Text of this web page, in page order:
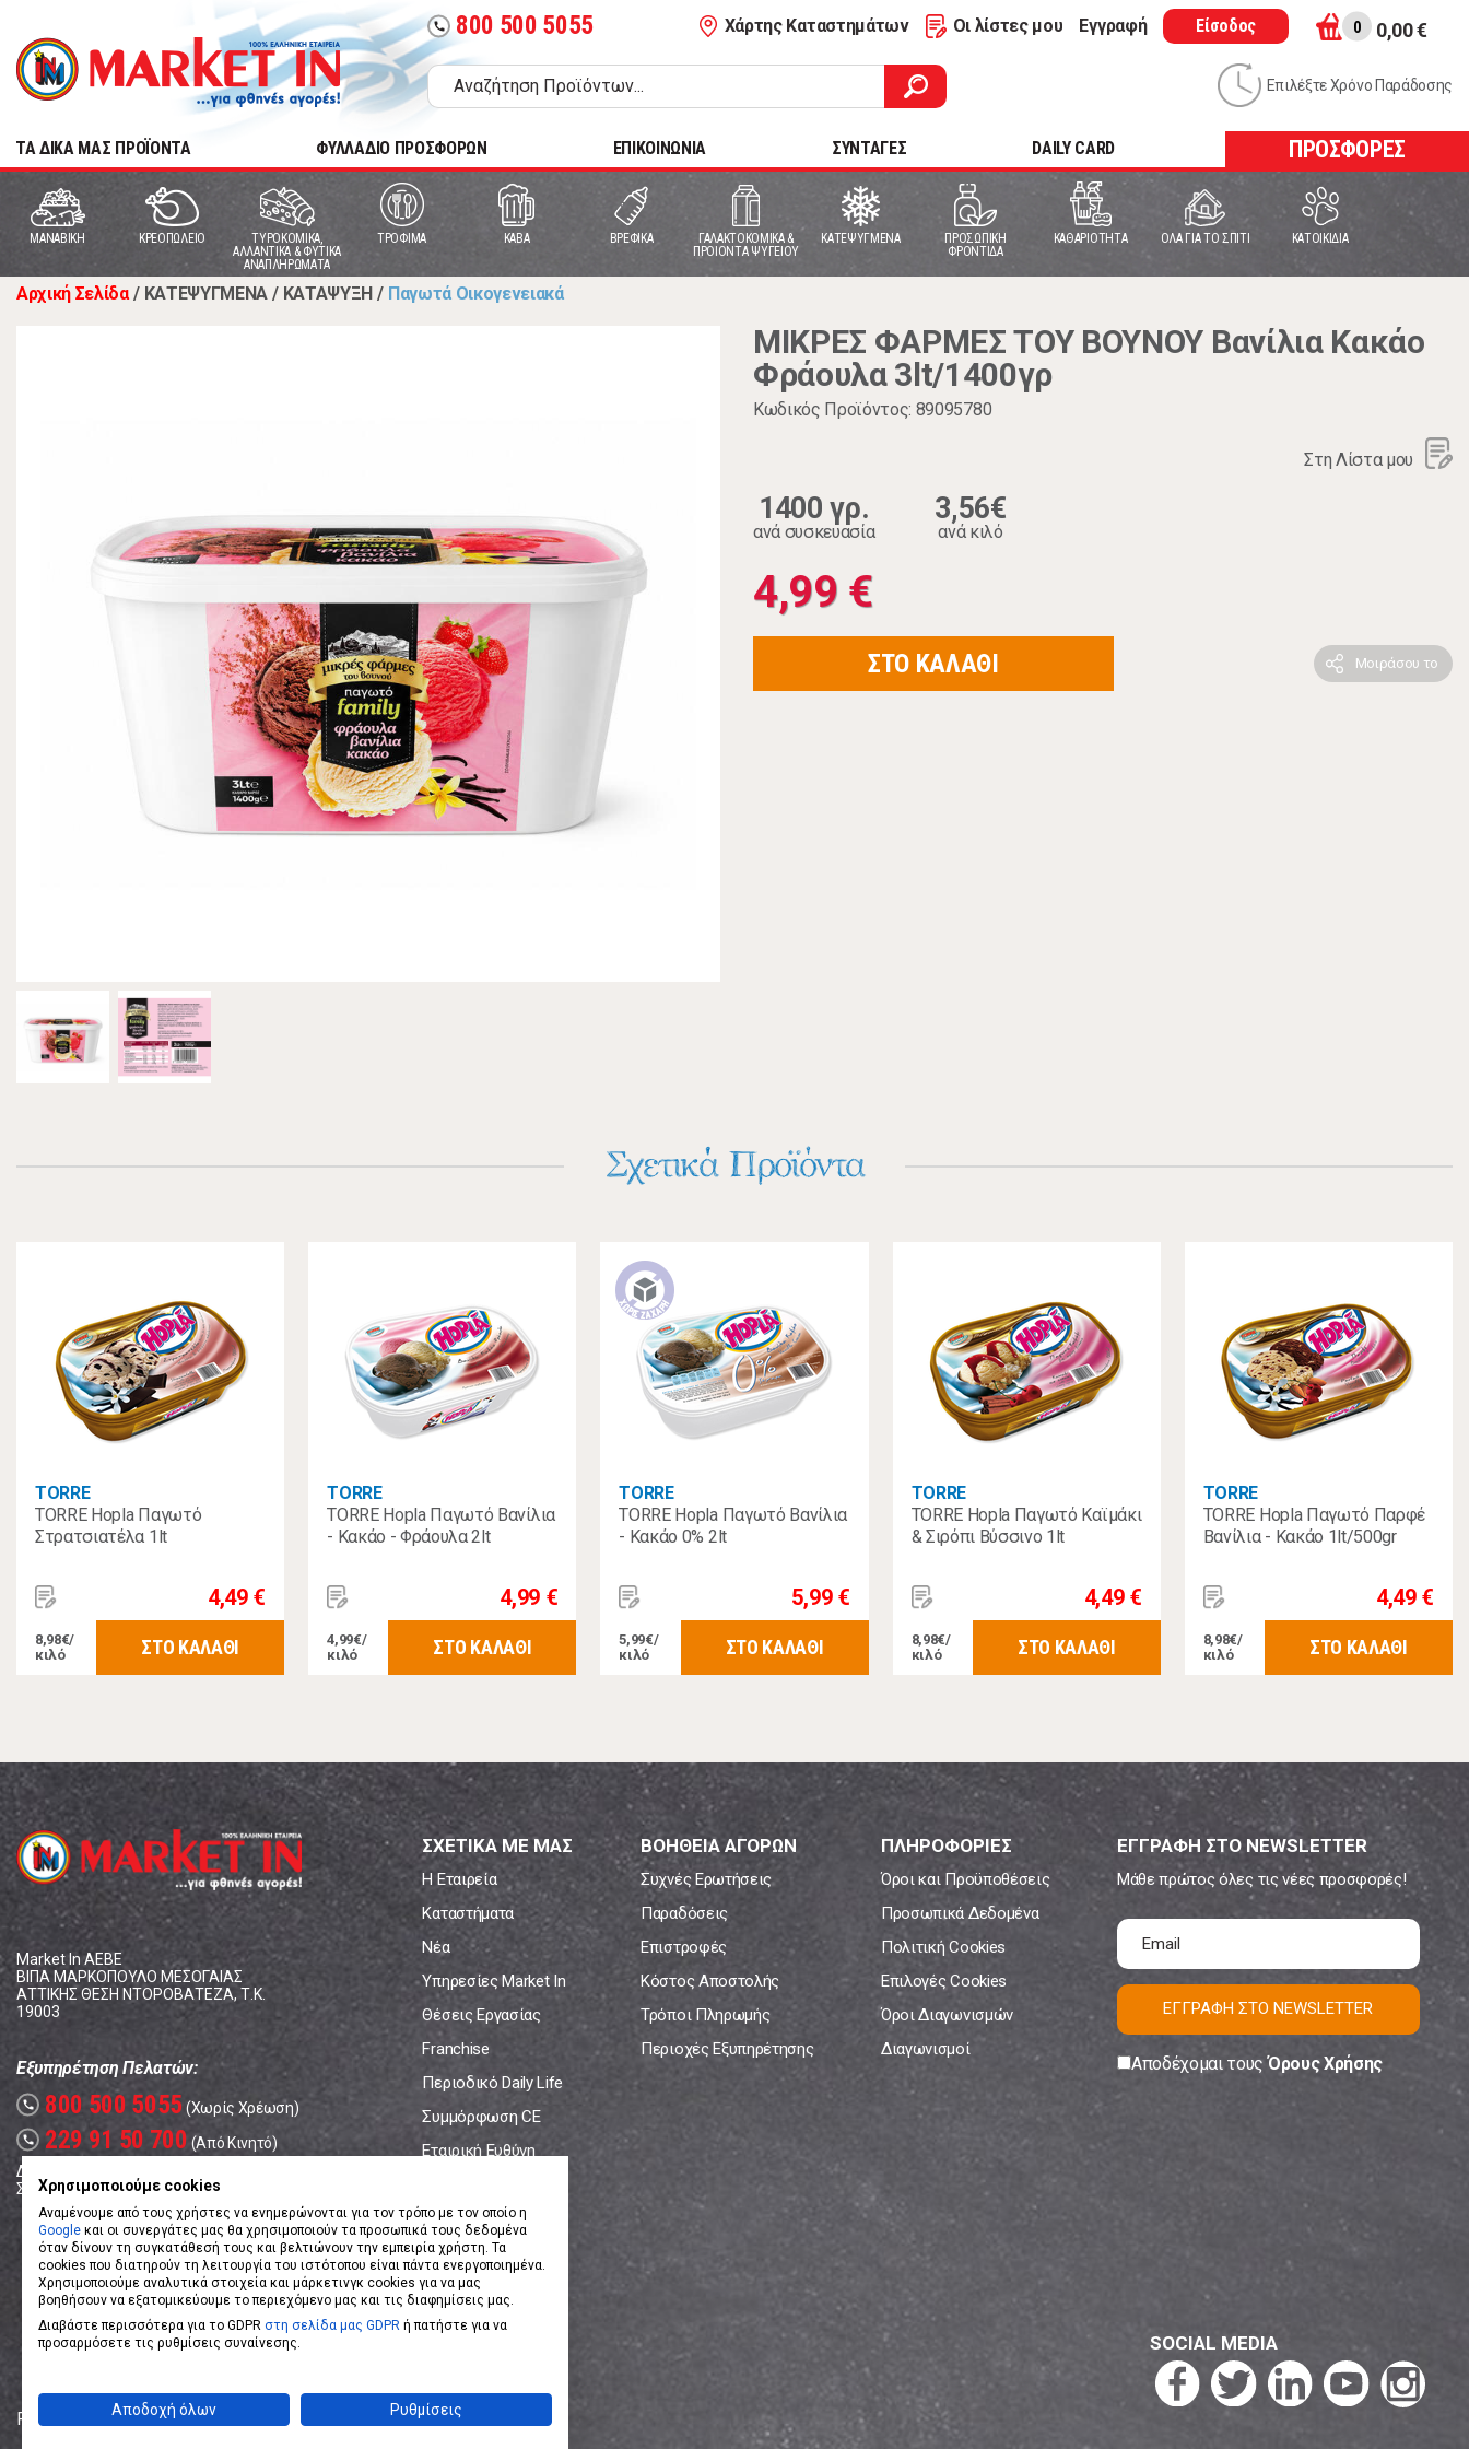
call 800 500 5055 Χάρτης Καταστημάτων Οι λίστες μου Εγγραφή Είσοδος 0 0,00 €
Επιλέξτε Χρόνο Παράδοσης
TA ΔΙΚΑ ΜΑΣ ΠΡΟΪΟΝΤΑ ΦΥΛΛΑΔΙΟ ΠΡΟΣΦΟΡΩΝ ΕΠΙΚΟΙΝΩΝΙΑ ΣΥΝΤΑΓΕΣ DAILY CARD ΠΡΟΣΦΟΡΕΣ
MANABIKH ΚΡΕΟΠΩΛΕΙΟ
ΤΥΡΟΚΟΜΙΚΑ,
ΑΛΛΑΝΤΙΚΑ & ΦΥΤΙΚΑ
ΑΝΑΠΛΗΡΩΜΑΤΑ
ΤΡΟΦΙΜΑ ΚΑΒΑ ΒΡΕΦΙΚΑ
ΓΑΛΑΚΤΟΚΟΜΙΚΑ &
ΠΡΟΙΟΝΤΑ ΨΥΓΕΙΟΥ
ΚΑΤΕΨΥΓΜΕΝΑ
ΠΡΟΣΩΠΙΚΗ
ΦΡΟΝΤΙΔΑ
ΚΑΘΑΡΙΟΤΗΤΑ ΟΛΑ ΓΙΑ ΤΟ ΣΠΙΤΙ ΚΑΤΟΙΚΙΔΙΑ
Αρχική Σελίδα / ΚΑΤΕΨΥΓΜΕΝΑ / ΚΑΤΑΨΥΞΗ / Παγωτά Οικογενειακά
ΜΙΚΡΕΣ ΦΑΡΜΕΣ ΤΟΥ ΒΟΥΝΟΥ Βανίλια Κακάο
Φράουλα 3lt/1400γρ
Κωδικός Προϊόντος: 89095780
Στη Λίστα μου
1400 γρ.
ανά συσκευασία
3,56€
ανά κιλό
4,99 €
ΣΤΟ ΚΑΛΑΘΙ Μοιράσου το
Σχετικά Προϊόντα
TORRE
TORRE Hopla Παγωτό
Στρατσιατέλα 1lt
4,49 €
8,98€/
κιλό
ΣΤΟ ΚΑΛΑΘΙ
TORRE
TORRE Hopla Παγωτό Βανίλια
- Κακάο - Φράουλα 2lt
4,99 €
4,99€/
κιλό
ΣΤΟ ΚΑΛΑΘΙ
TORRE
TORRE Hopla Παγωτό Βανίλια
- Κακάο 0% 2lt
5,99 €
5,99€/
κιλό
ΣΤΟ ΚΑΛΑΘΙ
TORRE
TORRE Hopla Παγωτό Καϊμάκι
& Σιρόπι Βύσσινο 1lt
4,49 €
8,98€/
κιλό
ΣΤΟ ΚΑΛΑΘΙ
TORRE
TORRE Hopla Παγωτό Παρφέ
Βανίλια - Κακάο 1lt/500gr
4,49 €
8,98€/
κιλό
ΣΤΟ ΚΑΛΑΘΙ
Market In ΑΕΒΕ
ΒΙΠΑ ΜΑΡΚΟΠΟΥΛΟ ΜΕΣΟΓΑΙΑΣ
ΑΤΤΙΚΗΣ ΘΕΣΗ ΝΤΟΡΟΒΑΤΕΖΑ, Τ.Κ.
19003
Εξυπηρέτηση Πελατών:
call 800 500 5055 (Χωρίς Χρέωση)
call 229 91 50 700 (Από Κινητό)
Δευτέρα - Παρασκευή: 08:00 - 17:00
Σάββατο: 08:00 – 14:00
ΣΧΕΤΙΚΑ ΜΕ ΜΑΣ
Η Εταιρεία
Καταστήματα
Νέα
Υπηρεσίες Market In
Θέσεις Εργασίας
Franchise
Περιοδικό Daily Life
Συμμόρφωση CE
Εταιρική Ευθύνη
ΒΟΗΘΕΙΑ ΑΓΟΡΩΝ
Συχνές Ερωτήσεις
Παραδόσεις
Επιστροφές
Κόστος Αποστολής
Τρόποι Πληρωμής
Περιοχές Εξυπηρέτησης
ΠΛΗΡΟΦΟΡΙΕΣ
Όροι και Προϋποθέσεις
Προσωπικά Δεδομένα
Πολιτική Cookies
Επιλογές Cookies
Όροι Διαγωνισμών
Διαγωνισμοί
ΕΓΓΡΑΦΗ ΣΤΟ NEWSLETTER
Μάθε πρώτος όλες τις νέες προσφορές!
ΕΓΓΡΑΦΗ ΣΤΟ NEWSLETTER
Αποδέχομαι τουςΌρους Χρήσης
SOCIAL MEDIA
Powered by eShopKeyDesigned by Koolmetrix
Χρησιμοποιούμε cookies
Αναμένουμε από τους χρήστες να ενημερώνονται για τον τρόπο με τον οποίο η
Google και οι συνεργάτες μας θα χρησιμοποιούν τα προσωπικά τους δεδομένα
όταν δίνουν τη συγκατάθεσή τους και βελτιώνουν την εμπειρία χρήστη. Τα
cookies που διατηρούν τη λειτουργία του ιστότοπου είναι πάντα ενεργοποιημένα.
Χρησιμοποιούμε αναλυτικά στοιχεία και μάρκετινγκ cookies για να μας
βοηθήσουν να εξατομικεύουμε το περιεχόμενο μας και τις διαφημίσεις μας.
Διαβάστε περισσότερα για το GDPR στη σελίδα μας GDPR ή πατήστε για να
προσαρμόσετε τις ρυθμίσεις συναίνεσης.
Αποδοχή όλων Ρυθμίσεις